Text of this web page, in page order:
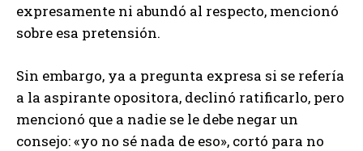
expresamente ni abundó al respecto, mencionó
sobre esa pretensión.
Sin embargo, ya a pregunta expresa si se refería
a la aspirante opositora, declinó ratificarlo, pero
mencionó que a nadie se le debe negar un
consejo: «yo no sé nada de eso», cortó para no